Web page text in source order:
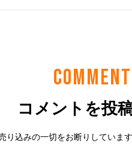
COMMENT
コメントを投
り込みの一切をお断りしています